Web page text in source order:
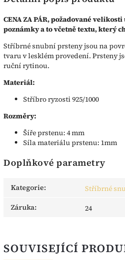
CENA ZA PÁR, požadované
poznámky a to včetně textu, který
Stříbrné snubní prsteny jsou na
tvaru v lesklém provedení. Prsteny
ruční rytinou.
Materiál:
Stříbro ryzosti 925/1000
Rozměry:
Šíře prstenu: 4 mm
Síla materiálu prstenu: 1mm
Doplňkové parametry
Kategorie:
Stříbrné
Záruka: 24
SOUVISEJÍCÍ